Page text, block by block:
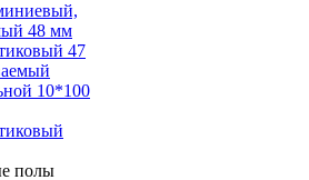
48 мм
47
10*100